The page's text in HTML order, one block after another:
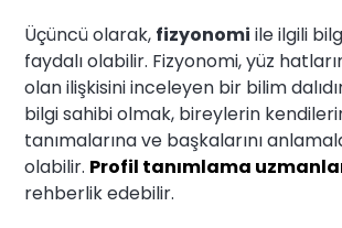
Üçüncü olarak, fizyonomi ile ilgili
faydalı olabilir. Fizyonomi, yüz
olan ilişkisini inceleyen bir bilim
bilgi sahibi olmak, bireylerin
tanımalarına ve başkalarını
olabilir. Profil tanımlama
rehberlik edebilir.